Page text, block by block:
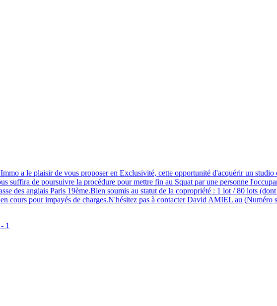
a le plaisir de vous proposer en Exclusivité, cette opportunité d'acquérir un studio
suffira de poursuivre la procédure pour mettre fin au Squat par une personne
des anglais Paris 19ème.Bien soumis au statut de la copropriété : 1 lot / 80 lots
cours pour impayés de charges.N'hésitez pas à contacter David AMIEL au (Numéro